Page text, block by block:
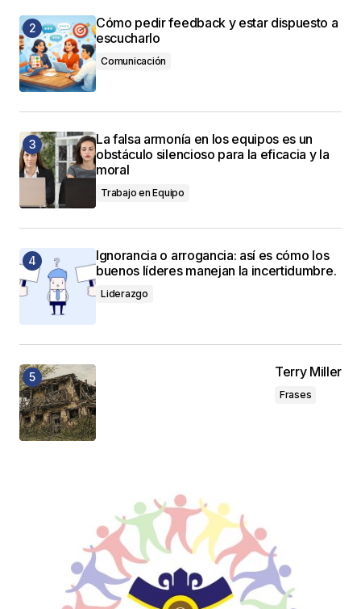
Cómo pedir feedback y estar dispuesto a
escucharlo
Comunicación
La falsa armonía en los equipos es un
obstáculo silencioso para la eficacia y la
moral
Trabajo en Equipo
Ignorancia o arrogancia: así es cómo los
buenos líderes manejan la incertidumbre.
Liderazgo
Terry Miller
Frases